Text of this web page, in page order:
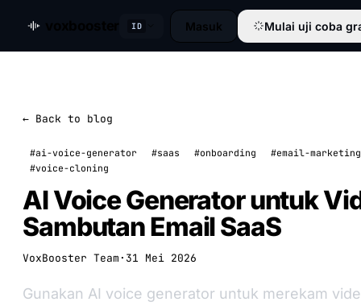
ID Masuk Mulai uji coba
← Back to blog
#ai-voice-generator #saas #onboarding
#email-marketing
#voice-cloning
AI Voice Generator untuk
Sambutan Email SaaS
VoxBooster Team · 31 Mei 2026
Gunakan AI voice generator untuk merekam